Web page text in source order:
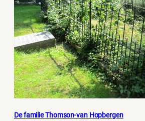
De familie Thomson-van Hopbergen